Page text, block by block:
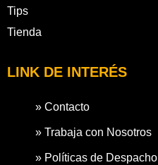
Tips
Tienda
LINK DE INTERÉS
» Contacto
» Trabaja con Nosotros
» Políticas de Despacho